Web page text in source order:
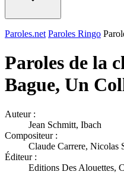
Paroles.net Paroles Ringo
Paroles de la
Bague, Un
Auteur :
Jean Schmitt, Ibach
Compositeur :
Claude Carrere, Nicolas
Éditeur :
Editions Des Alouettes,